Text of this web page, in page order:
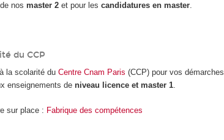
nos master 2 et pour les candidatures en master.
du CCP
la scolarité du Centre Cnam Paris (CCP) pour vos démarches
enseignements de niveau licence et master 1.
sur place : Fabrique des compétences